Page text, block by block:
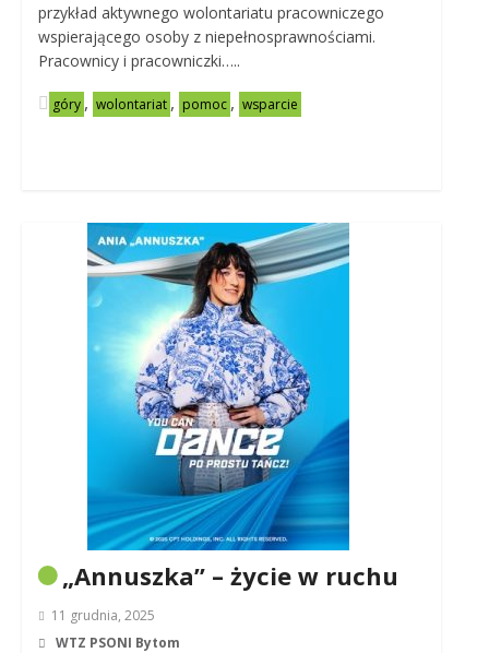
przykład aktywnego wolontariatu pracowniczego
wspierającego osoby z niepełnosprawnościami.
Pracownicy i pracowniczki…..
góry , wolontariat , pomoc , wsparcie
„Annuszka” – życie w ruchu
11 grudnia, 2025
WTZ PSONI Bytom